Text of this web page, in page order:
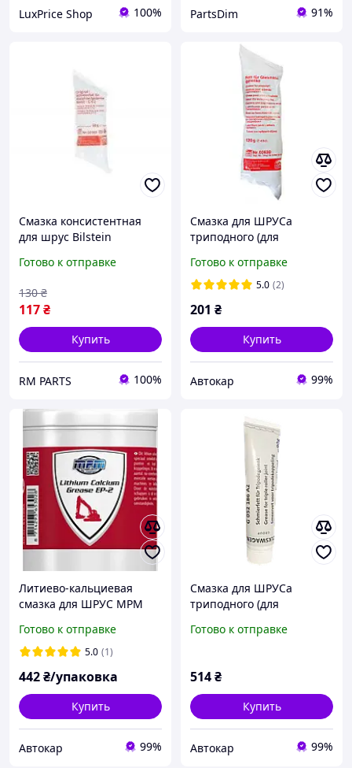
LuxPrice Shop 100% PartsDim 91%
Смазка консистентная
для шрус Bilstein
FEBI (02582)
Готово к отправке
117₴
130 ₴
Купить
RM PARTS 100%
Смазка для ШРУСа
триподного (для
подшипников) Febi 03630
120г
Готово к отправке
5.0 (2)
201 ₴
Купить
Автокар 99%
Литиево-кальциевая
смазка для ШРУС MPM
EP-2 упаковка 0,5кг
(65500A)
Готово к отправке
5.0 (1)
442₴/упаковка
Купить
Автокар 99%
Смазка для ШРУСа
триподного (для
подшипников)
Готово к отправке
514₴
Купить
Автокар 99%